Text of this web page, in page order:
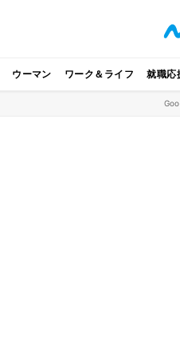
ウーマン ワーク＆ライフ 就職応